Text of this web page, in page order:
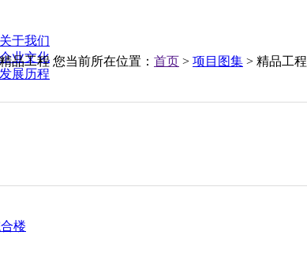
关于我们
企业文化
发展历程
精品工程 您当前所在位置： 首页 > 项目图集 > 精品工程
楼